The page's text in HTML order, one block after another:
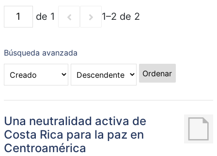
de 1 1–2 de 2
Búsqueda avanzada
Ordenar
Una neutralidad activa de
Costa Rica para la paz en
Centroamérica